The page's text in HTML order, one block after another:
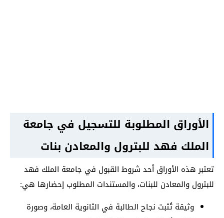
الأوراق المطلوبة للتسجيل في جامعة
الملك فهد للبترول والمعادن بنات
تعتبر هذه الأوراق أحد شروط القبول في جامعة الملك فهد
للبترول والمعادن للبنات، والمستندات المطلوب إحضارها هي:
وثيقة تُثبت نجاح الطالبة في الثانوية العامة، وصورة